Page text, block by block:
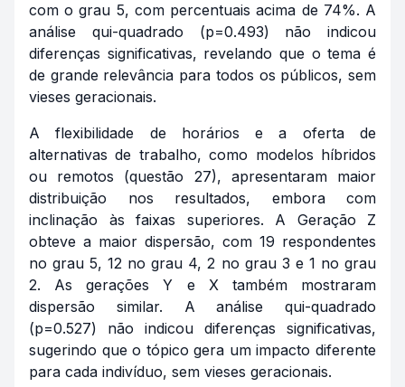
com o grau 5, com percentuais acima de 74%. A
análise qui-quadrado (p=0.493) não indicou
diferenças significativas, revelando que o tema é
de grande relevância para todos os públicos, sem
vieses geracionais.
A flexibilidade de horários e a oferta de
alternativas de trabalho, como modelos híbridos
ou remotos (questão 27), apresentaram maior
distribuição nos resultados, embora com
inclinação às faixas superiores. A Geração Z
obteve a maior dispersão, com 19 respondentes
no grau 5, 12 no grau 4, 2 no grau 3 e 1 no grau
2. As gerações Y e X também mostraram
dispersão similar. A análise qui-quadrado
(p=0.527) não indicou diferenças significativas,
sugerindo que o tópico gera um impacto diferente
para cada indivíduo, sem vieses geracionais.